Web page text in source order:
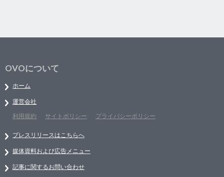
OVOについて
ホーム
運営会社
利用規約
サイトポリシー プライバシーポリシー
プレスリリースはこちらへ
媒体資料および広告メニュー
記事に関するお問い合わせ